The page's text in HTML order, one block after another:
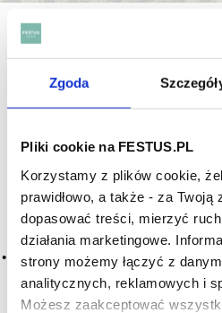
Zgoda
Pliki cookie na FESTUS.PL
Korzystamy z plików cookie,
prawidłowo, a także - za Twoją
dopasować treści, mierzyć
działania marketingowe.
strony możemy łączyć z
analitycznych, reklamowych i
Możesz zaakceptować
strona główna
Archiwum
d'assemblage
mieszanie wina
2016-05-10
mieszanie jest być może
winiarza, czyli jego twórcy;
przyprawiający potrawę, winiarz
odmiany lub te same wina z
zamierzony efekt; celem …